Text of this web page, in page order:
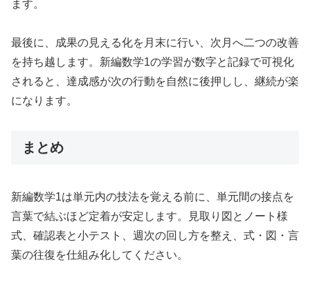
ます。
最後に、成果の見える化を月末に行い、次月へ二つの改善
を持ち越します。新編数学1の学習が数字と記録で可視化
されると、達成感が次の行動を自然に後押しし、継続が楽
になります。
まとめ
新編数学1は単元内の技法を覚える前に、単元間の接点を
言葉で結ぶほど定着が安定します。見取り図とノート様
式、確認表と小テスト、週次の回し方を整え、式・図・言
葉の往復を仕組み化してください。